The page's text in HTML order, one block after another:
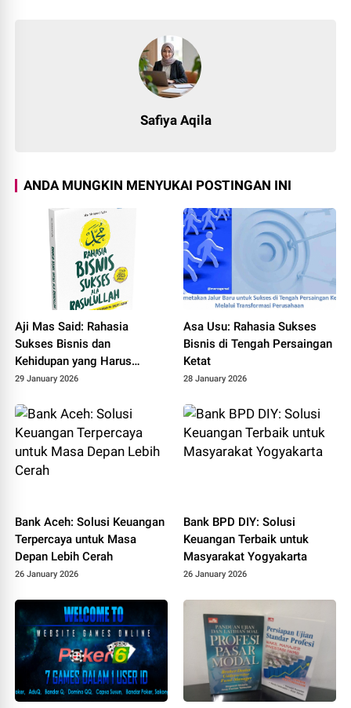
Safiya Aqila
ANDA MUNGKIN MENYUKAI POSTINGAN INI
Aji Mas Said: Rahasia
Sukses Bisnis dan
Kehidupan yang Harus
Diketahui
29 January 2026
Asa Usu: Rahasia Sukses
Bisnis di Tengah Persaingan
Ketat
28 January 2026
Bank Aceh: Solusi Keuangan
Terpercaya untuk Masa
Depan Lebih Cerah
26 January 2026
Bank BPD DIY: Solusi
Keuangan Terbaik untuk
Masyarakat Yogyakarta
26 January 2026